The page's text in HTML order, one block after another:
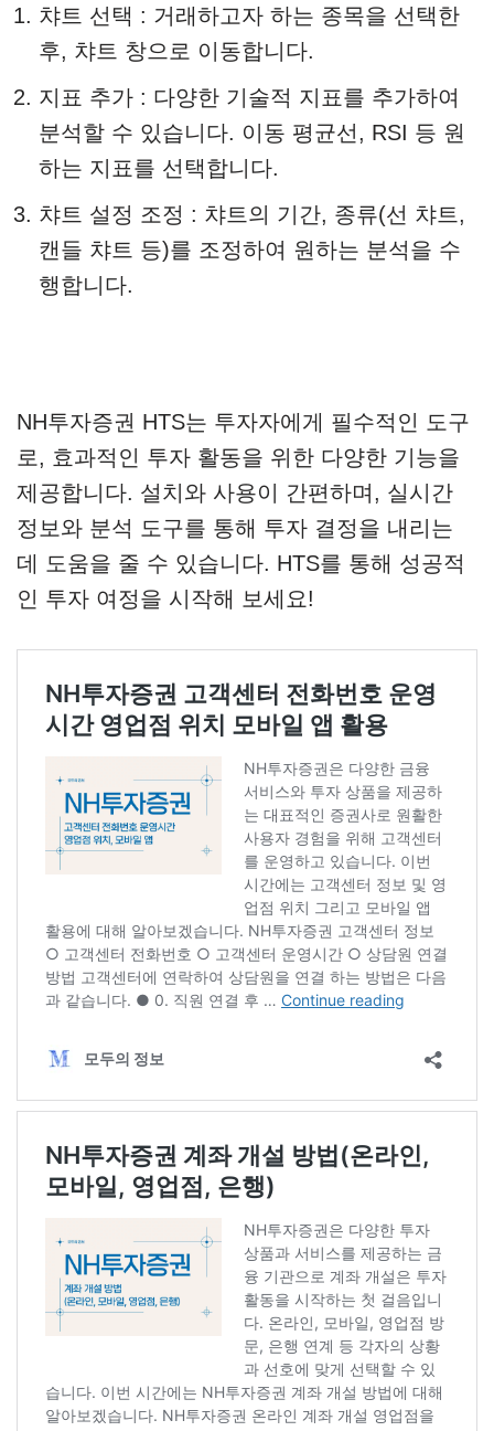
챠트 선택 : 거래하고자 하는 종목을 선택한
후, 챠트 창으로 이동합니다.
지표 추가 : 다양한 기술적 지표를 추가하여
분석할 수 있습니다. 이동 평균선, RSI 등 원
하는 지표를 선택합니다.
챠트 설정 조정 : 챠트의 기간, 종류(선 챠트,
캔들 챠트 등)를 조정하여 원하는 분석을 수
행합니다.
NH투자증권 HTS는 투자자에게 필수적인 도구
로, 효과적인 투자 활동을 위한 다양한 기능을
제공합니다. 설치와 사용이 간편하며, 실시간
정보와 분석 도구를 통해 투자 결정을 내리는
데 도움을 줄 수 있습니다. HTS를 통해 성공적
인 투자 여정을 시작해 보세요!